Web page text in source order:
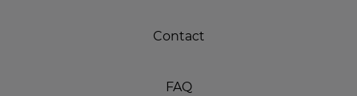
Contact
FAQ